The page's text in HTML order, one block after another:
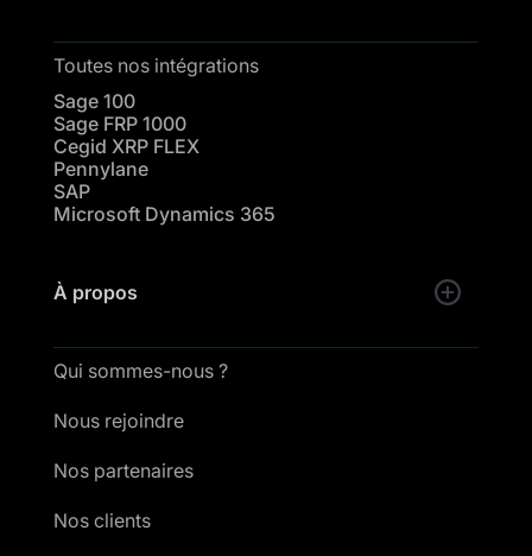
Toutes nos intégrations
Sage 100
Sage FRP 1000
Cegid XRP FLEX
Pennylane
SAP
Microsoft Dynamics 365
À propos
Qui sommes-nous ?
Nous rejoindre
Nos partenaires
Nos clients